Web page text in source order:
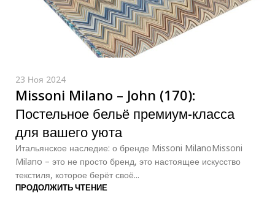
23 Ноя 2024
Missoni Milano – John (170):
Постельное бельё премиум-класса
для вашего уюта
Итальянское наследие: о бренде Missoni MilanoMissoni
Milano – это не просто бренд, это настоящее искусство
текстиля, которое берёт своё...
ПРОДОЛЖИТЬ ЧТЕНИЕ